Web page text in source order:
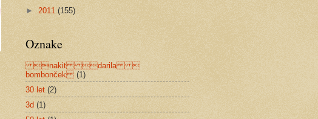
► 2011 (155)
Oznake
nakit darila 
bombonček (1)
30 let (2)
3d (1)